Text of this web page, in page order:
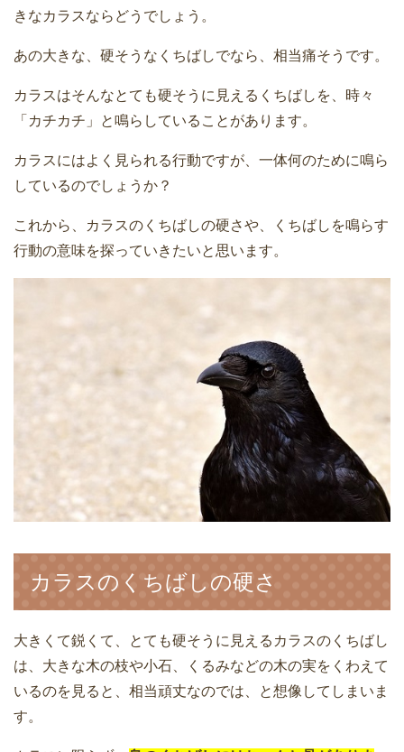
きなカラスならどうでしょう。
あの大きな、硬そうなくちばしでなら、相当痛そうです。
カラスはそんなとても硬そうに見えるくちばしを、時々
「カチカチ」と鳴らしていることがあります。
カラスにはよく見られる行動ですが、一体何のために鳴ら
しているのでしょうか？
これから、カラスのくちばしの硬さや、くちばしを鳴らす
行動の意味を探っていきたいと思います。
カラスのくちばしの硬さ
大きくて鋭くて、とても硬そうに見えるカラスのくちばし
は、大きな木の枝や小石、くるみなどの木の実をくわえて
いるのを見ると、相当頑丈なのでは、と想像してしまいま
す。